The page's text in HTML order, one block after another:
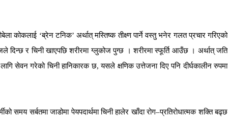
कोकलाई ‘ब्रेन टनिक’ अर्थात् मस्तिष्क तीक्ष्ण पार्ने वस्तु भनेर गलत प्रचार गरिएको
दिन्छ र चिनी खाएपछि शरीरमा ग्लुकोज पुग्छ । शरीरमा स्फूर्ति आउँछ । अर्थात् जति
सेवन गरेको चिनी हानिकारक छ, यसले क्षणिक उत्तेजना दिए पनि दीर्घकालीन रुपमा
समय सर्बतमा जाडोमा पेयपदार्थमा चिनी हालेर खाँदा रोग–प्रतिरोधात्मक शक्ति बढ्छ